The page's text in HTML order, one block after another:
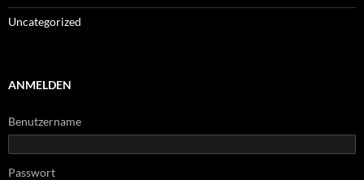
Uncategorized
ANMELDEN
Benutzername
Passwort